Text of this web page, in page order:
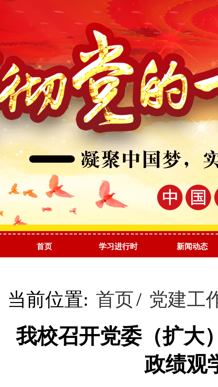
首页 学习进行时 新闻动态
当前位置: 首页/ 党建工
我校召开党委（扩大
政绩观